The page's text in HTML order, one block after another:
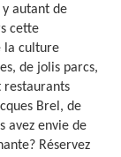
autant de
cette
la culture
de jolis parcs,
restaurants
Brel, de
avez envie de
Réservez